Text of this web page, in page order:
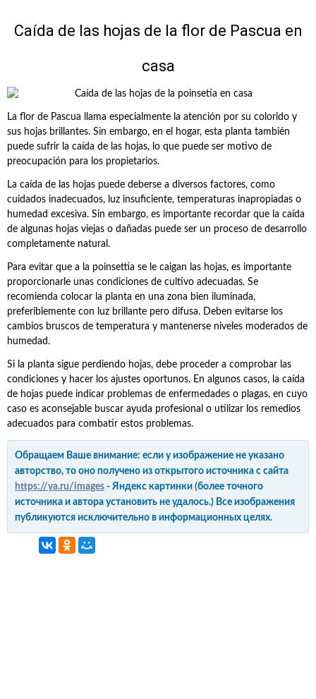
Caída de las hojas de la flor de Pascua en
casa
La flor de Pascua llama especialmente la atención por su colorido y
sus hojas brillantes. Sin embargo, en el hogar, esta planta también
puede sufrir la caída de las hojas, lo que puede ser motivo de
preocupación para los propietarios.
La caída de las hojas puede deberse a diversos factores, como
cuidados inadecuados, luz insuficiente, temperaturas inapropiadas o
humedad excesiva. Sin embargo, es importante recordar que la caída
de algunas hojas viejas o dañadas puede ser un proceso de desarrollo
completamente natural.
Para evitar que a la poinsettia se le caigan las hojas, es importante
proporcionarle unas condiciones de cultivo adecuadas. Se
recomienda colocar la planta en una zona bien iluminada,
preferiblemente con luz brillante pero difusa. Deben evitarse los
cambios bruscos de temperatura y mantenerse niveles moderados de
humedad.
Si la planta sigue perdiendo hojas, debe proceder a comprobar las
condiciones y hacer los ajustes oportunos. En algunos casos, la caída
de hojas puede indicar problemas de enfermedades o plagas, en cuyo
caso es aconsejable buscar ayuda profesional o utilizar los remedios
adecuados para combatir estos problemas.
Обращаем Ваше внимание: если у изображение не указано
авторство, то оно получено из открытого источника с сайта
https://ya.ru/images - Яндекс картинки (более точного
источника и автора установить не удалось.) Все изображения
публикуются исключительно в информационных целях.